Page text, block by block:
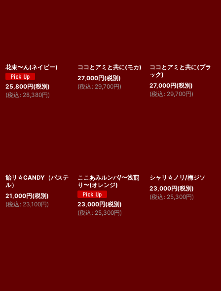
花束〜ん(ネイビー)
25,800円(税別)
(税込 : 28,380円)
ココとアミと共に(モカ)
27,000円(税別)
(税込 : 29,700円)
ココとアミと共に(ブラ
ック)
27,000円(税別)
(税込 : 29,700円)
飴リ☆CANDY（パステ
ル）
21,000円(税別)
(税込 : 23,100円)
ここあみルンバ/〜浅煎
り〜(オレンジ)
23,000円(税別)
(税込 : 25,300円)
シャリ☆ノリ/梅ジソ
23,000円(税別)
(税込 : 25,300円)